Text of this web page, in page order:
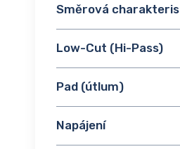
Směrová
Low-Cut (Hi-Pass)
Pad (útlum)
Napájení